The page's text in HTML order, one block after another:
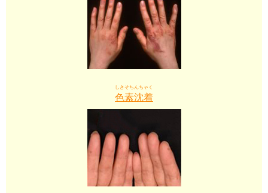
色素沈着
しきそちんちゃく